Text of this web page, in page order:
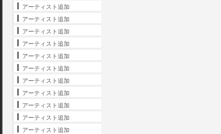
アーティスト追加
アーティスト追加
アーティスト追加
アーティスト追加
アーティスト追加
アーティスト追加
アーティスト追加
アーティスト追加
アーティスト追加
アーティスト追加
アーティスト追加